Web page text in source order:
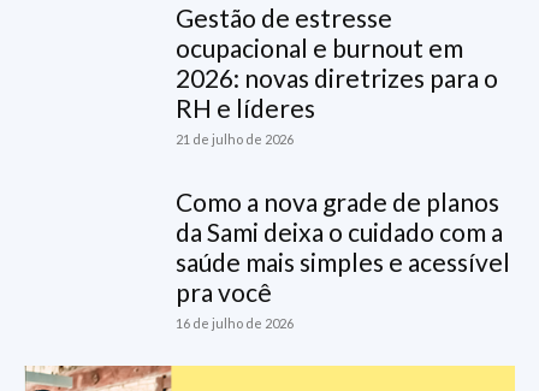
Gestão de estresse
ocupacional e burnout em
2026: novas diretrizes para o
RH e líderes
21 de julho de 2026
Como a nova grade de planos
da Sami deixa o cuidado com a
saúde mais simples e acessível
pra você
16 de julho de 2026